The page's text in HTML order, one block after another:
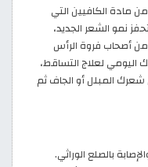
مادة الكافيين التي
نمو الشعر الجديد،
أصحاب فروة الرأس
لعلاج التساقط،
المبلل أو الجاف ثم
بالصلع الوراثي.